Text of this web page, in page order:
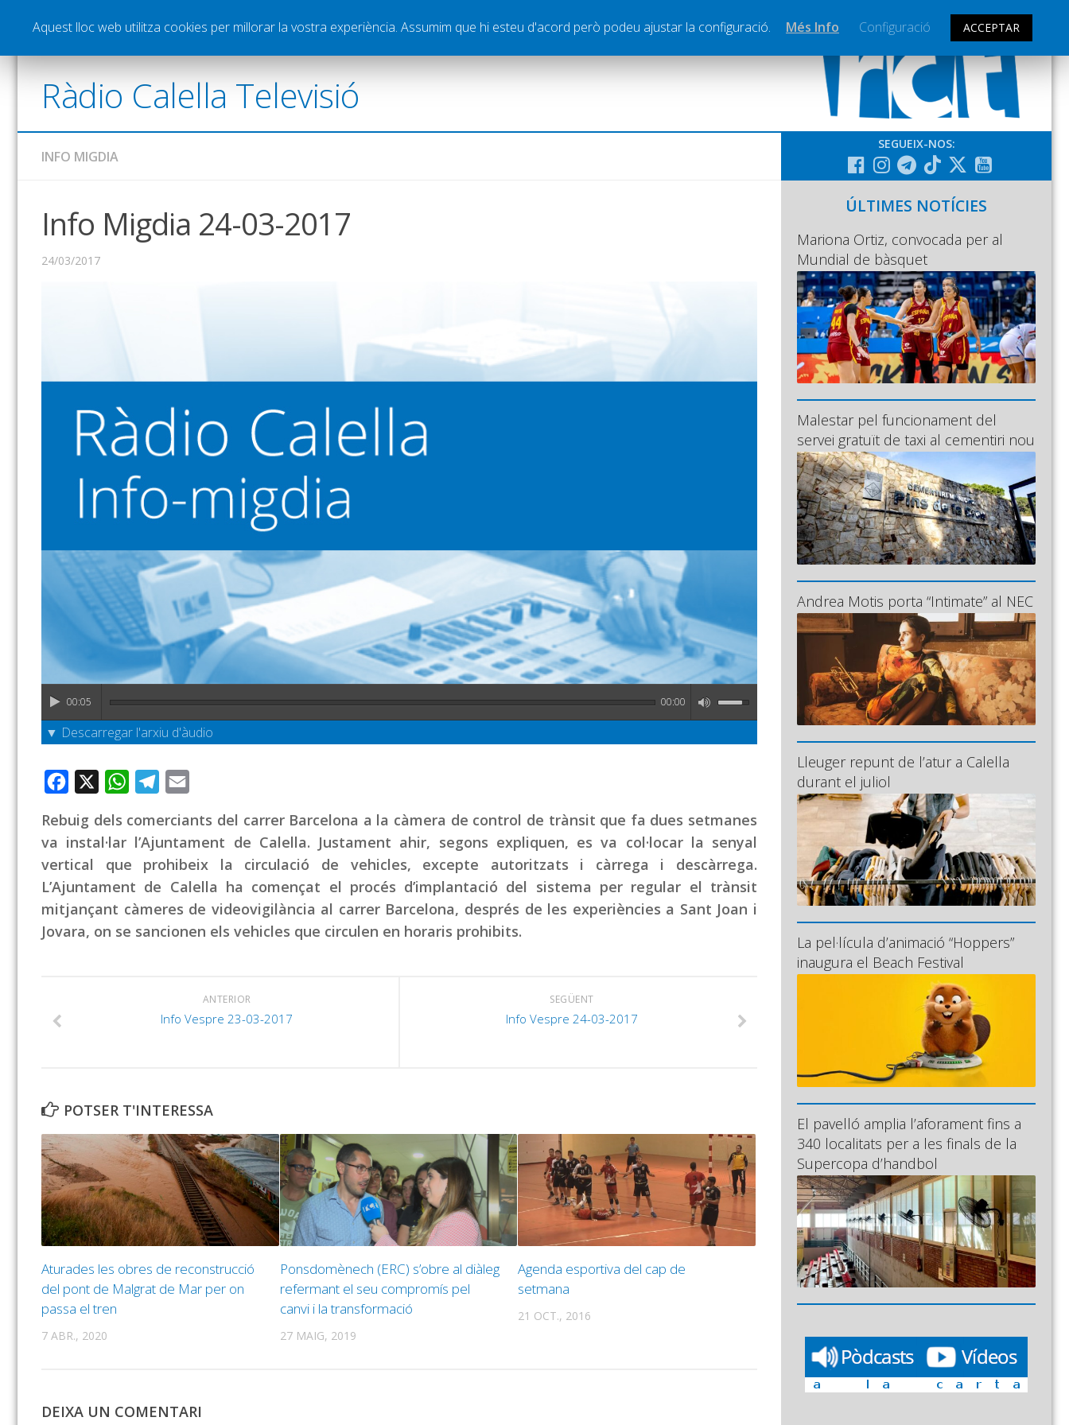
Notícies Esports Pòdcasts Vídeos Graella Publicitat Contacte
Ràdio Calella Televisió
INFO MIGDIA
Info Migdia 24-03-2017
24/03/2017
00:05 00:00
▼ Descarregar l'arxiu d'àudio
Facebook WhatsAppTelegram
Rebuig dels comerciants del carrer Barcelona a la càmera de control de trànsit que fa dues setmanes
va instal·lar l’Ajuntament de Calella. Justament ahir, segons expliquen, es va col·locar la senyal
vertical que prohibeix la circulació de vehicles, excepte autoritzats i càrrega i descàrrega.
L’Ajuntament de Calella ha començat el procés d’implantació del sistema per regular el trànsit
mitjançant càmeres de videovigilància al carrer Barcelona, després de les experiències a Sant Joan i
Jovara, on se sancionen els vehicles que circulen en horaris prohibits.
SEGÜENT
Info Vespre 24-03-2017
ANTERIOR
Info Vespre 23-03-2017
POTSER T'INTERESSA
Aturades les obres de reconstrucció
del pont de Malgrat de Mar per on
passa el tren
7 ABR., 2020
Ponsdomènech (ERC) s’obre al diàleg
refermant el seu compromís pel
canvi i la transformació
27 MAIG, 2019
Agenda esportiva del cap de
setmana
21 OCT., 2016
DEIXA UN COMENTARI
SEGUEIX-NOS:
ÚLTIMES NOTÍCIES
Mariona Ortiz, convocada per al
Mundial de bàsquet
Malestar pel funcionament del
servei gratuït de taxi al cementiri nou
Andrea Motis porta “Intimate” al NEC
Lleuger repunt de l’atur a Calella
durant el juliol
La pel·lícula d’animació “Hoppers”
inaugura el Beach Festival
El pavelló amplia l’aforament fins a
340 localitats per a les finals de la
Supercopa d’handbol
Aquest lloc web utilitza cookies per millorar la vostra experiència. Assumim que hi esteu d'acord però podeu ajustar la configuració. Més Info Configuració ACCEPTAR